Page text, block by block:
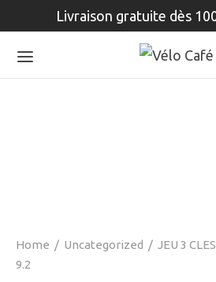
Livraison gratuite dès
Home / Uncategorized / JEU 3
9.2